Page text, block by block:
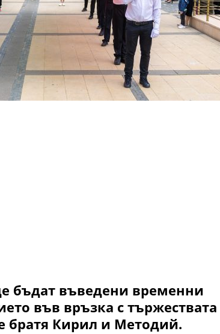
бъдат въведени временни
във връзка с тържествата
братя Кирил и Методий.